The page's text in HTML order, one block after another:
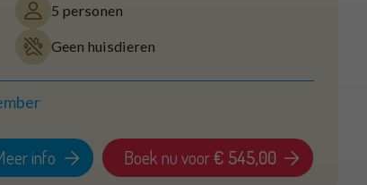
5 personen
Geen huisdieren
info Boek nu voor€ 545,00